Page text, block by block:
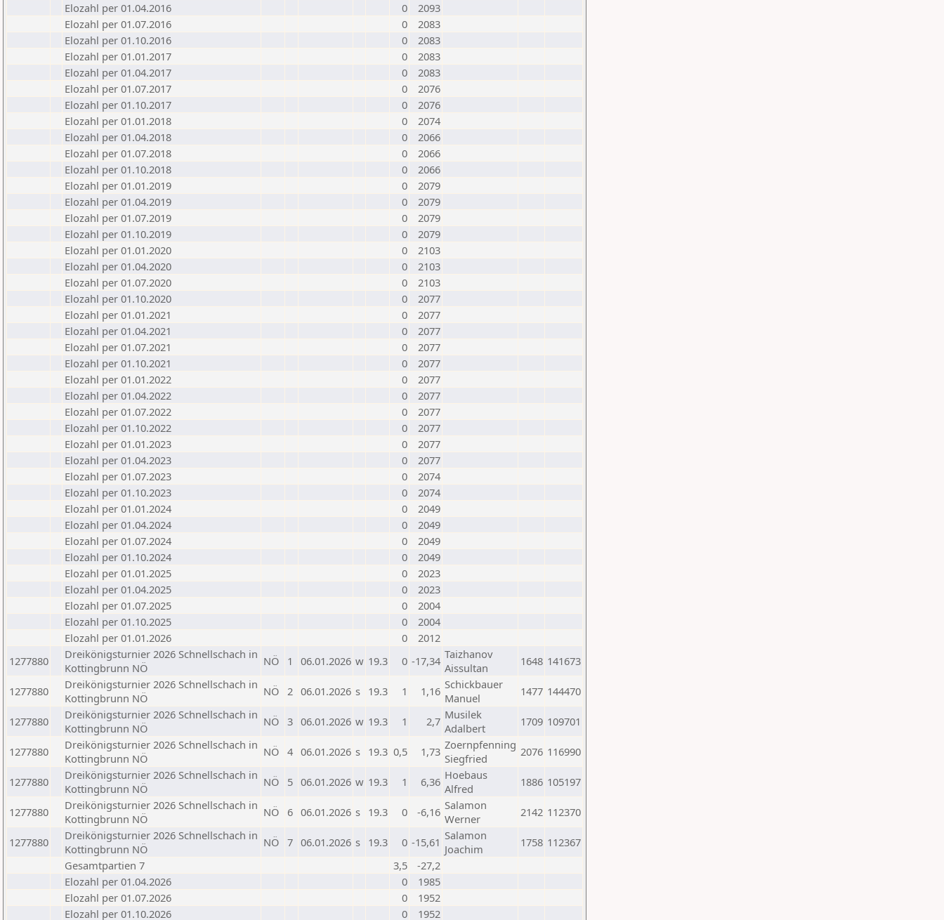
Elozahl per 01.04.2016
0
2093
Elozahl per 01.07.2016
0
2083
Elozahl per 01.10.2016
0
2083
Elozahl per 01.01.2017
0
2083
Elozahl per 01.04.2017
0
2083
Elozahl per 01.07.2017
0
2076
Elozahl per 01.10.2017
0
2076
Elozahl per 01.01.2018
0
2074
Elozahl per 01.04.2018
0
2066
Elozahl per 01.07.2018
0
2066
Elozahl per 01.10.2018
0
2066
Elozahl per 01.01.2019
0
2079
Elozahl per 01.04.2019
0
2079
Elozahl per 01.07.2019
0
2079
Elozahl per 01.10.2019
0
2079
Elozahl per 01.01.2020
0
2103
Elozahl per 01.04.2020
0
2103
Elozahl per 01.07.2020
0
2103
Elozahl per 01.10.2020
0
2077
Elozahl per 01.01.2021
0
2077
Elozahl per 01.04.2021
0
2077
Elozahl per 01.07.2021
0
2077
Elozahl per 01.10.2021
0
2077
Elozahl per 01.01.2022
0
2077
Elozahl per 01.04.2022
0
2077
Elozahl per 01.07.2022
0
2077
Elozahl per 01.10.2022
0
2077
Elozahl per 01.01.2023
0
2077
Elozahl per 01.04.2023
0
2077
Elozahl per 01.07.2023
0
2074
Elozahl per 01.10.2023
0
2074
Elozahl per 01.01.2024
0
2049
Elozahl per 01.04.2024
0
2049
Elozahl per 01.07.2024
0
2049
Elozahl per 01.10.2024
0
2049
Elozahl per 01.01.2025
0
2023
Elozahl per 01.04.2025
0
2023
Elozahl per 01.07.2025
0
2004
Elozahl per 01.10.2025
0
2004
Elozahl per 01.01.2026
0
2012
1277880
Dreikönigsturnier 2026 Schnellschach in
Kottingbrunn NÖ
NÖ 1 06.01.2026 w 19.3 0 -17,34 Taizhanov
Aissultan
1648 141673
1277880
Dreikönigsturnier 2026 Schnellschach in
Kottingbrunn NÖ
NÖ 2 06.01.2026 s 19.3 1 1,16 Schickbauer
Manuel
1477 144470
1277880
Dreikönigsturnier 2026 Schnellschach in
Kottingbrunn NÖ
NÖ 3 06.01.2026 w 19.3 1 2,7 Musilek
Adalbert
1709 109701
1277880
Dreikönigsturnier 2026 Schnellschach in
Kottingbrunn NÖ
NÖ 4 06.01.2026 s 19.3 0,5 1,73 Zoernpfenning
Siegfried
2076 116990
1277880
Dreikönigsturnier 2026 Schnellschach in
Kottingbrunn NÖ
NÖ 5 06.01.2026 w 19.3 1 6,36 Hoebaus
Alfred
1886 105197
1277880
Dreikönigsturnier 2026 Schnellschach in
Kottingbrunn NÖ
NÖ 6 06.01.2026 s 19.3 0 -6,16 Salamon
Werner
2142 112370
1277880
Dreikönigsturnier 2026 Schnellschach in
Kottingbrunn NÖ
NÖ 7 06.01.2026 s 19.3 0 -15,61 Salamon
Joachim
1758 112367
Gesamtpartien 7
3,5
-27,2
Elozahl per 01.04.2026
0
1985
Elozahl per 01.07.2026
0
1952
Elozahl per 01.10.2026
0 1952